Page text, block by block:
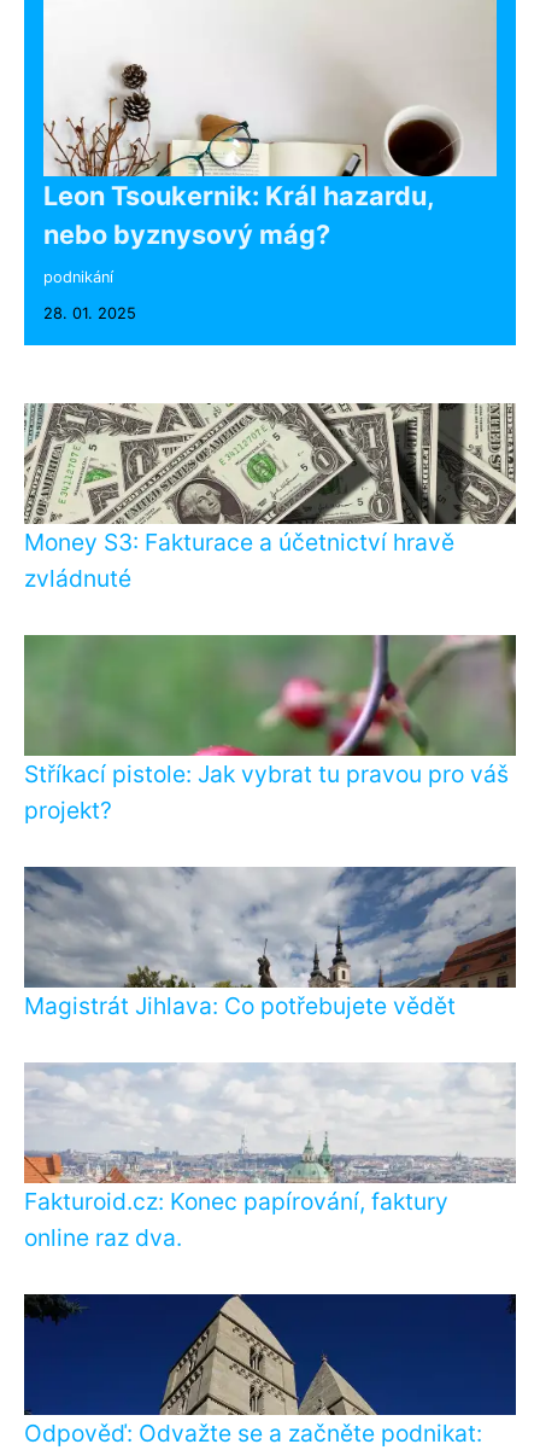
Leon Tsoukernik: Král hazardu,
nebo byznysový mág?
podnikání
28. 01. 2025
Money S3: Fakturace a účetnictví hravě
zvládnuté
Stříkací pistole: Jak vybrat tu pravou pro váš
projekt?
Magistrát Jihlava: Co potřebujete vědět
Fakturoid.cz: Konec papírování, faktury
online raz dva.
Odpověď: Odvažte se a začněte podnikat: